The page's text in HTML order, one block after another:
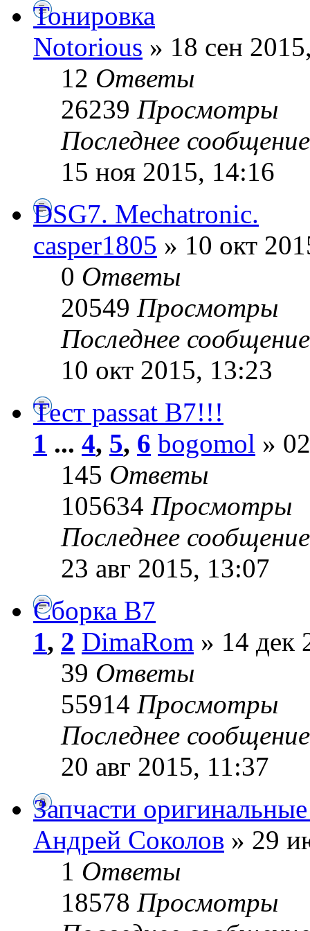
Тонировка
Notorious » 18 сен
12 Ответы
26239 Просмотры
Последнее
15 ноя 2015, 14:16
DSG7. Mechatronic.
casper1805 » 10 окт
0 Ответы
20549 Просмотры
Последнее
10 окт 2015, 13:23
Тест passat B7!!!
1 ... 4, 5, 6 bogomol »
145 Ответы
105634 Просмотры
Последнее
23 авг 2015, 13:07
Сборка B7
1, 2 DimaRom » 14 дек
39 Ответы
55914 Просмотры
Последнее
20 авг 2015, 11:37
Запчасти
Андрей Cоколов » 29
1 Ответы
18578 Просмотры